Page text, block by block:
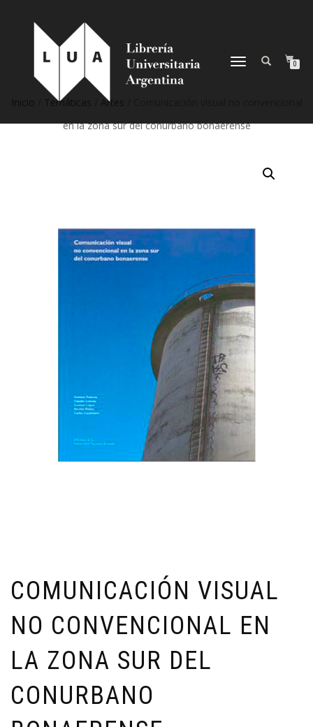
NAVEGACIÓN
0
Temáticas Artes
en la zona sur del conurbano bonaerense
COMUNICACIÓN VISUAL
NO CONVENCIONAL EN
LA ZONA SUR DEL
CONURBANO